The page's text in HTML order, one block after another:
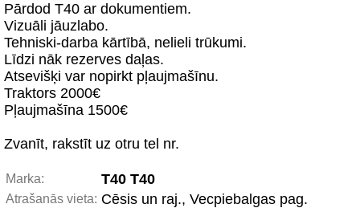
Pārdod T40 ar dokumentiem.
Vizuāli jāuzlabo.
Tehniski-darba kārtībā, nelieli trūkumi.
Līdzi nāk rezerves daļas.
Atsevišķi var nopirkt pļaujmašīnu.
Traktors 2000€
Pļaujmašīna 1500€
Zvanīt, rakstīt uz otru tel nr.
Marka: T40 T40
Atrašanās vieta: Cēsis un raj., Vecpiebalgas pag.